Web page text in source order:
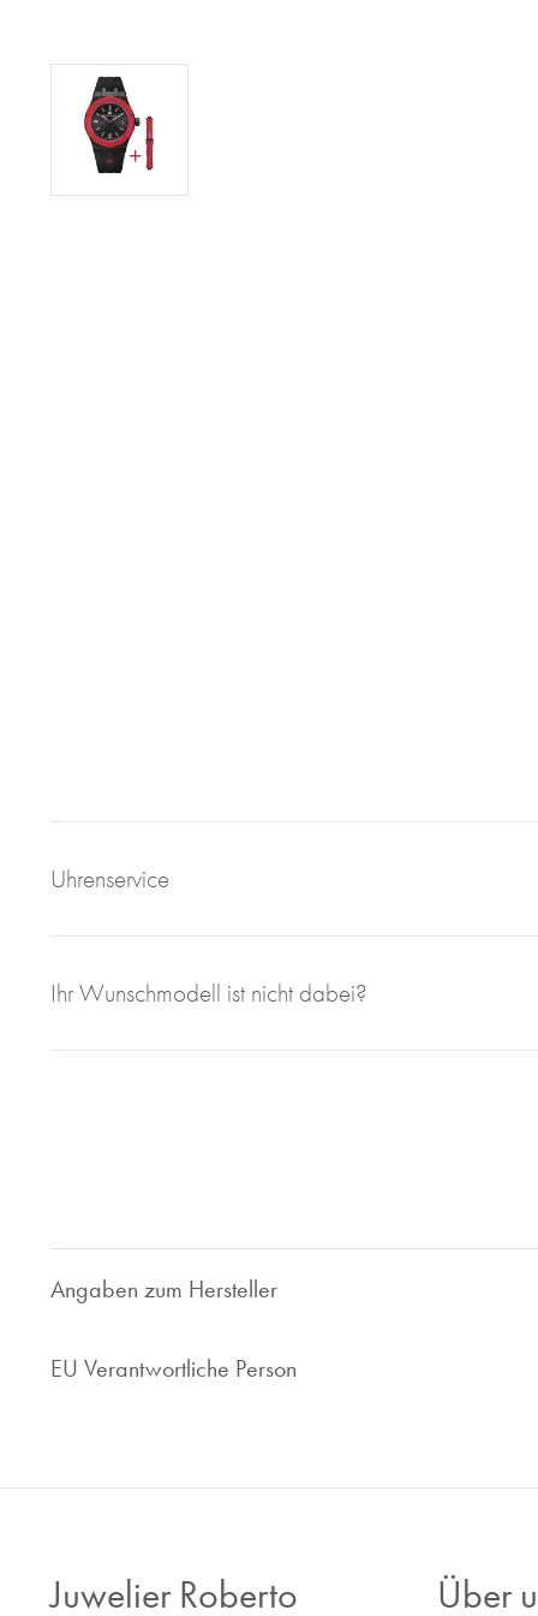
Uhrenservice
Mit großem Engagement, Sachverstand und viel eigener
sorgen wir für einen einwandfreien Uhrenservice bei
Ihr Wunschmodell ist nicht dabei?
Angaben zum Hersteller
EU Verantwortliche Person
Juwelier Roberto Über